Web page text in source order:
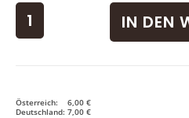
IN DEN
Österreich: 6,00 €
Deutschland: 7,00 €